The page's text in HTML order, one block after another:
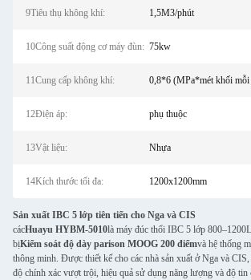
9Tiêu thụ không khí: 1,5M3/phút
10Công suất động cơ máy đùn: 75kw
11Cung cấp không khí: 0,8*6 (MPa*mét khối mỗi
12Điện áp: phụ thuộc
13Vật liệu: Nhựa
14Kích thước tối đa: 1200x1200mm
Sản xuất IBC 5 lớp tiên tiến cho Nga và CIS
cácHuayu HYBM-5010là máy đúc thổi IBC 5 lớp
bịKiểm soát độ dày parison MOOG 200 điểmvà hệ thống
thông minh. Được thiết kế cho các nhà sản xuất ở Nga và
độ chính xác vượt trội, hiệu quả sử dụng năng lượng và độ tin